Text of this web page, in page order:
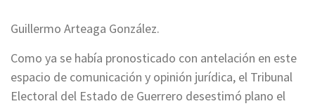
Guillermo Arteaga González.
Como ya se había pronosticado con antelación en este
espacio de comunicación y opinión jurídica, el Tribunal
Electoral del Estado de Guerrero desestimó plano el